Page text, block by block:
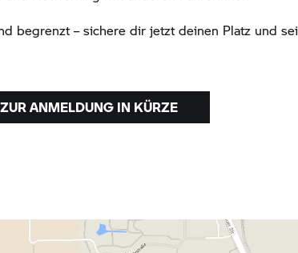
begrenzt – sichere dir jetzt deinen Platz und sei
ANMELDUNG IN KÜRZE